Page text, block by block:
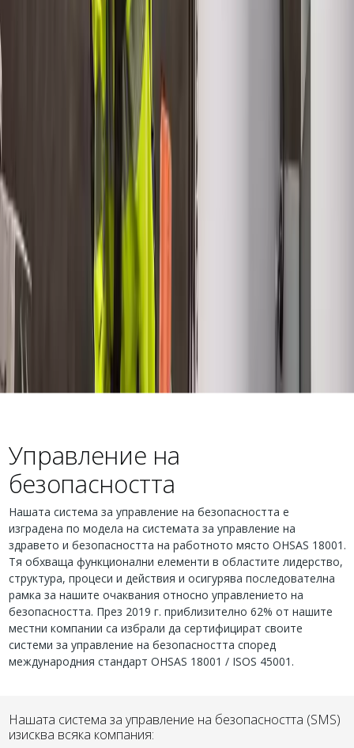
Управление на
безопасността
Нашата система за управление на безопасността е
изградена по модела на системата за управление на
здравето и безопасността на работното място OHSAS 18001.
Тя обхваща функционални елементи в областите лидерство,
структура, процеси и действия и осигурява последователна
рамка за нашите очаквания относно управлението на
безопасността. През 2019 г. приблизително 62% от нашите
местни компании са избрали да сертифицират своите
системи за управление на безопасността според
международния стандарт OHSAS 18001 / ISOS 45001.
Нашата система за управление на безопасността (SMS)
изисква всяка компания: